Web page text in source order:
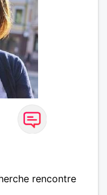
rencontre